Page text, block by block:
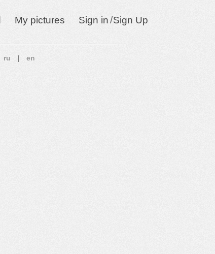
My pictures Sign in/Sign Up
ru en